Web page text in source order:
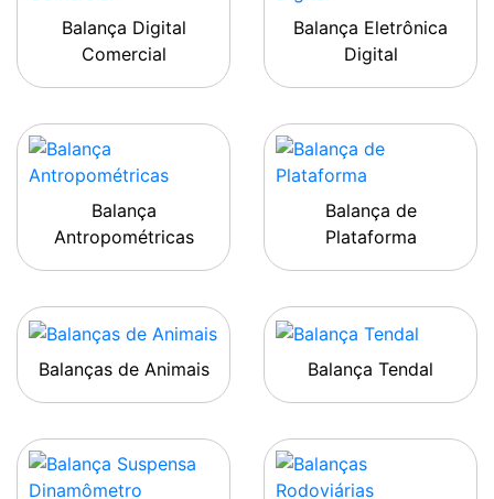
Balança Digital
Comercial
Balança Eletrônica
Digital
Balança
Antropométricas
Balança de
Plataforma
Balanças de Animais Balança Tendal